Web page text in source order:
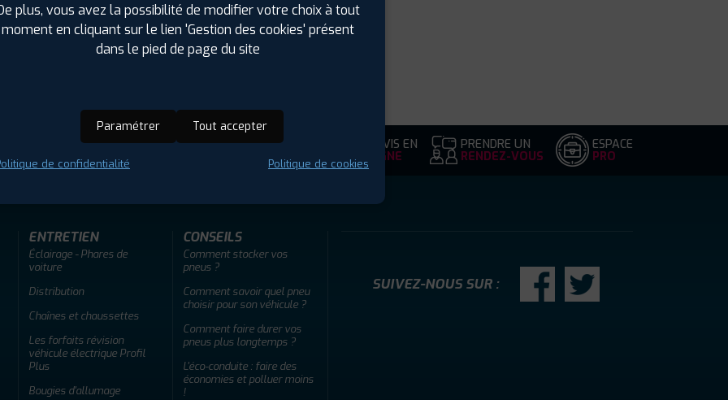
DEVIS EN
LIGNE
PRENDRE UN
RENDEZ-VOUS
ESPACE
PRO
ENTRETIEN
Éclairage - Phares de
voiture
Distribution
Chaînes et chaussettes
Les forfaits révision
véhicule électrique Profil
Plus
Bougies d'allumage
CONSEILS
Comment stocker vos
pneus ?
Comment savoir quel pneu
choisir pour son véhicule ?
Comment faire durer vos
pneus plus longtemps ?
L'éco-conduite : faire des
économies et polluer moins
!
SUIVEZ-NOUS SUR :
plus, vous avez la possibilité de modifier votre choix à tout
moment en cliquant sur le lien 'Gestion des cookies' présent
dans le pied de page du site
Paramétrer Tout accepter
de confidentialité Politique de cookies